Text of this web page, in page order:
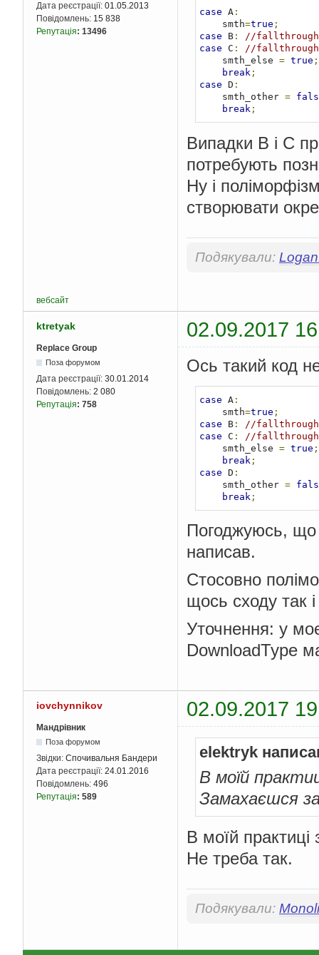
Дата реєстрації: 01.05.2013
Повідомлень: 15 838
Репутація: 13496
case A:
    smth
=true ;
case B:
//fallthrough -
case C :
//fallthrough
    smth_else
= true ;
break;
case D :
    smth_other
=
break;
Випадки B і C
потребують
Ну і
створювати
Подякували:
вебсайт
ktretyak 02.09.2017
Replace Group
Поза форумом
Дата реєстрації: 30.01.2014
Повідомлень: 2 080
Репутація: 758
Ось такий код
case A:
    smth
=true ;
case B:
//fallthrough -
case C :
//fallthrough
    smth_else
= true ;
break ;
case D :
    smth_other
=
break ;
Погоджуюсь, що
написав.
Стосовно
щось сходу так
Уточнення: у
DownloadType
iovchynnikov 02.09.2017
Мандрівник
Поза форумом
Звідки: Спочивальня Бандери
Дата реєстрації: 24.01.2016
Повідомлень: 496
Репутація: 589
elektryk
В моїй
Замахаєшся
В моїй
Не треба так.
Подякували: